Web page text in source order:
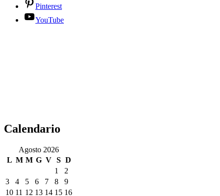
Pinterest
YouTube
Calendario
Agosto 2026
L M M G V S D
1
2
3
4 5 6 7 8
9
10 11 12 13 14 15 16